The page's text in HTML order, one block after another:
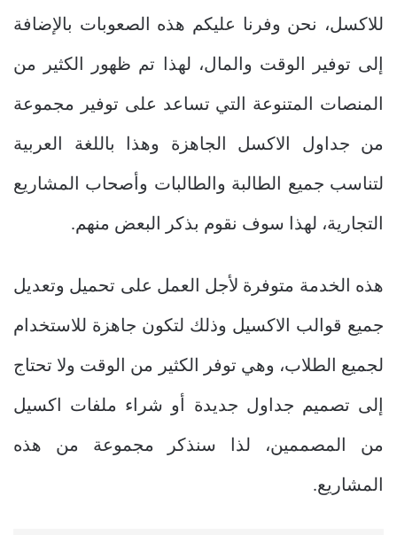
للاكسل، نحن وفرنا عليكم هذه الصعوبات بالإضافة
إلى توفير الوقت والمال، لهذا تم ظهور الكثير من
المنصات المتنوعة التي تساعد على توفير مجموعة
من جداول الاكسل الجاهزة وهذا باللغة العربية
لتناسب جميع الطالبة والطالبات وأصحاب المشاريع
التجارية، لهذا سوف نقوم بذكر البعض منهم.
هذه الخدمة متوفرة لأجل العمل على تحميل وتعديل
جميع قوالب الاكسيل وذلك لتكون جاهزة للاستخدام
لجميع الطلاب، وهي توفر الكثير من الوقت ولا تحتاج
إلى تصميم جداول جديدة أو شراء ملفات اكسيل
من المصممين، لذا سنذكر مجموعة من هذه
المشاريع.